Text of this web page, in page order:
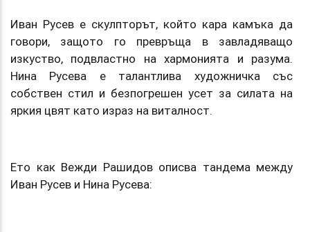
Иван Русев е скулпторът, който кара камъка да
говори, защото го превръща в завладяващо
изкуство, подвластно на хармонията и разума.
Нина Русева е талантлива художничка със
собствен стил и безпогрешен усет за силата на
яркия цвят като израз на виталност.
Ето как Вежди Рашидов описва тандема между
Иван Русев и Нина Русева: